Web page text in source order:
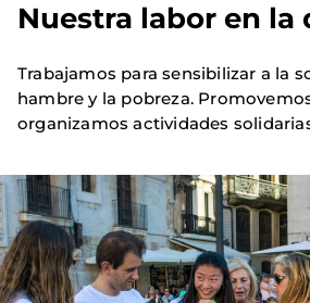
Nuestra labor en la
Trabajamos para sensibilizar a la
hambre y la pobreza.
organizamos actividades